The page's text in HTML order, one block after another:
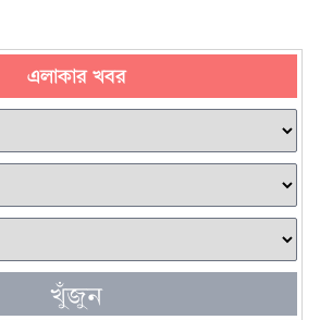
এলাকার খবর
খুঁজুন